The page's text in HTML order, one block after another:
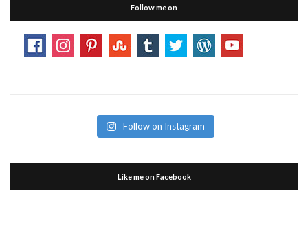
Follow me on
Follow on Instagram
Like me on Facebook